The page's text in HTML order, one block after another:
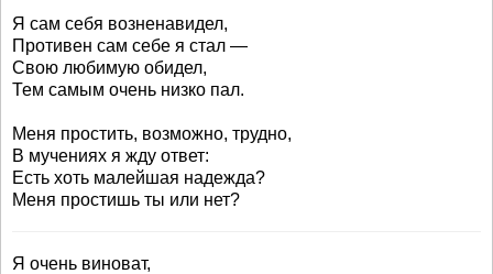
Я сам себя возненавидел,
Противен сам себе я стал —
Свою любимую обидел,
Тем самым очень низко пал.
Меня простить, возможно, трудно,
В мучениях я жду ответ:
Есть хоть малейшая надежда?
Меня простишь ты или нет?
Я очень виноват,